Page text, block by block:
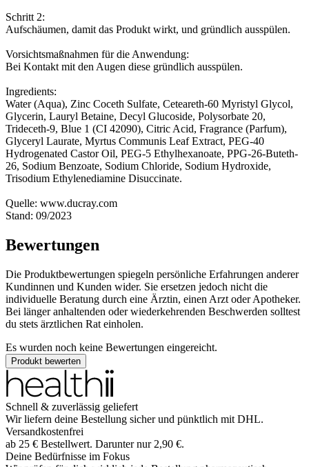
Schritt 2:
Aufschäumen, damit das Produkt wirkt, und gründlich ausspülen.
Vorsichtsmaßnahmen für die Anwendung:
Bei Kontakt mit den Augen diese gründlich ausspülen.
Ingredients:
Water (Aqua), Zinc Coceth Sulfate, Ceteareth-60 Myristyl Glycol,
Glycerin, Lauryl Betaine, Decyl Glucoside, Polysorbate 20,
Trideceth-9, Blue 1 (CI 42090), Citric Acid, Fragrance (Parfum),
Glyceryl Laurate, Myrtus Communis Leaf Extract, PEG-40
Hydrogenated Castor Oil, PEG-5 Ethylhexanoate, PPG-26-Buteth-
26, Sodium Benzoate, Sodium Chloride, Sodium Hydroxide,
Trisodium Ethylenediamine Disuccinate.
Quelle: www.ducray.com
Stand: 09/2023
Bewertungen
Die Produktbewertungen spiegeln persönliche Erfahrungen anderer
Kundinnen und Kunden wider. Sie ersetzen jedoch nicht die
individuelle Beratung durch eine Ärztin, einen Arzt oder Apotheker.
Bei länger anhaltenden oder wiederkehrenden Beschwerden solltest
du stets ärztlichen Rat einholen.
Es wurden noch keine Bewertungen eingereicht.
Produkt bewerten
Schnell & zuverlässig geliefert
Wir liefern deine Bestellung sicher und pünktlich mit DHL.
Versandkostenfrei
ab 25 € Bestellwert. Darunter nur 2,90 €.
Deine Bedürfnisse im Fokus